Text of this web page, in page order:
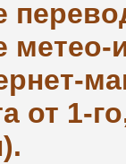
от 1-